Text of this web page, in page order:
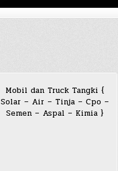
Mobil dan Truck Tangki {
Solar – Air – Tinja – Cpo –
Semen – Aspal – Kimia }